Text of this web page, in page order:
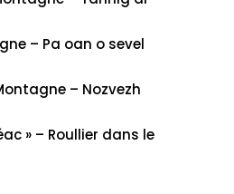
– Pa oan o sevel
– Nozvezh
» – Roullier dans le